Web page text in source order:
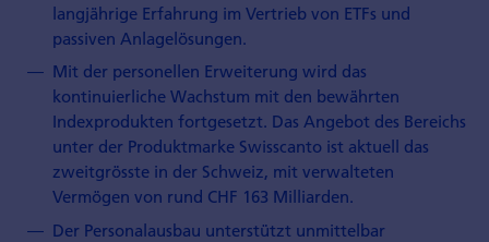
langjährige Erfahrung im Vertrieb von ETFs und
passiven Anlagelösungen.
Mit der personellen Erweiterung wird das
kontinuierliche Wachstum mit den bewährten
Indexprodukten fortgesetzt. Das Angebot des Bereichs
unter der Produktmarke Swisscanto ist aktuell das
zweitgrösste in der Schweiz, mit verwalteten
Vermögen von rund CHF 163 Milliarden.
Der Personalausbau unterstützt unmittelbar